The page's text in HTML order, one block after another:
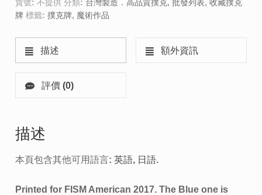
貨號: 不提供 分類: 台灣製造．高品質撲克, 批發列表, 收藏撲克
牌 標籤: 撲克牌, 魔術作品
描述 額外資訊
評價 (0)
描述
本頁包含其他可用語言: 英語 日語.
Printed for FISM American 2017. The Blue one is